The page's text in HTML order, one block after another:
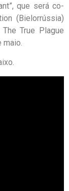
que será co-
(Bielorrússia)
True Plague
maio.